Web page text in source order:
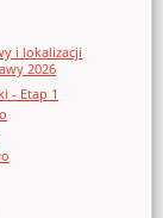
i lokalizacji
2026
- Etap 1